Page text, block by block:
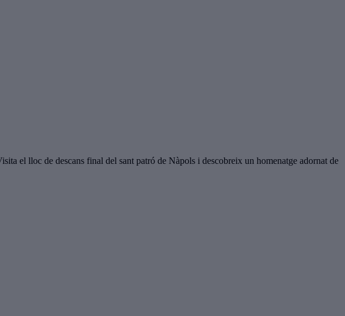
el lloc de descans final del sant patró de Nàpols i descobreix un homenatge adornat de